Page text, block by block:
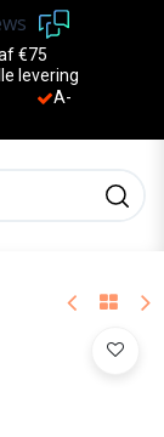
€75
lle levering
A-